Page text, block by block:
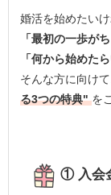
婚活を始めたいけ
「最初の一歩が
「何から始めた
そんな方に向け
る3つの特典" を
① 入会